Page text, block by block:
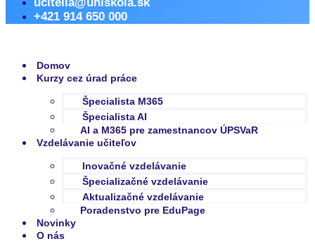
+421 914 650 000
Domov
Kurzy cez úrad práce
Špecialista M365
Špecialista AI
AI a M365 pre zamestnancov ÚPSVaR
Vzdelávanie učiteľov
Inovačné vzdelávanie
Špecializačné vzdelávanie
Aktualizačné vzdelávanie
Poradenstvo pre EduPage
Novinky
O nás